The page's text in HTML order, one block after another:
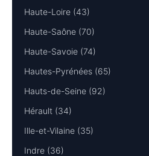
Haute-Loire (43)
Haute-Saône (70)
Haute-Savoie (74)
Hautes-Pyrénées (65)
Hauts-de-Seine (92)
Hérault (34)
Ille-et-Vilaine (35)
Indre (36)